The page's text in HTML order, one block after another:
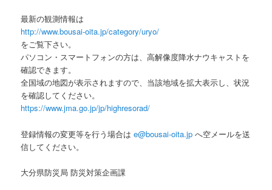
最新の観測情報は
http://www.bousai-oita.jp/category/uryo/
をご覧下さい。
パソコン・スマートフォンの方は、高解像度降水ナウキャストを
確認できます。
全国域の地図が表示されますので、当該地域を拡大表示し、状況
を確認してください。
https://www.jma.go.jp/jp/highresorad/
登録情報の変更等を行う場合はe@bousai-oita.jp へ空メールを送
信してください。
大分県防災局 防災対策企画課